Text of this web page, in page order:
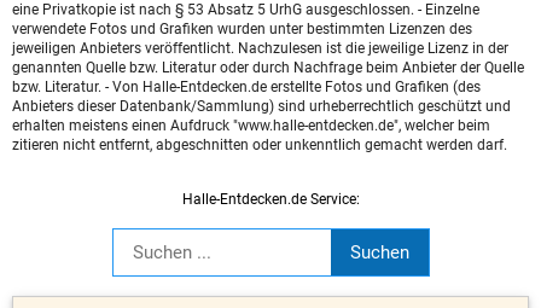
eine Privatkopie ist nach § 53 Absatz 5 UrhG ausgeschlossen. - Einzelne
verwendete Fotos und Grafiken wurden unter bestimmten Lizenzen des
jeweiligen Anbieters veröffentlicht. Nachzulesen ist die jeweilige Lizenz in der
genannten Quelle bzw. Literatur oder durch Nachfrage beim Anbieter der Quelle
bzw. Literatur. - Von Halle-Entdecken.de erstellte Fotos und Grafiken (des
Anbieters dieser Datenbank/Sammlung) sind urheberrechtlich geschützt und
erhalten meistens einen Aufdruck "www.halle-entdecken.de", welcher beim
zitieren nicht entfernt, abgeschnitten oder unkenntlich gemacht werden darf.
Halle-Entdecken.de Service: